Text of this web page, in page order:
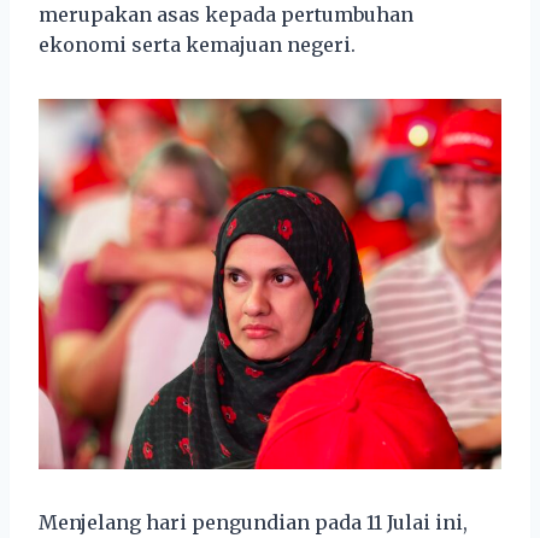
merupakan asas kepada pertumbuhan
ekonomi serta kemajuan negeri.
Menjelang hari pengundian pada 11 Julai ini,